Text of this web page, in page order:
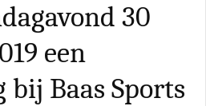
30
een
Baas Sports